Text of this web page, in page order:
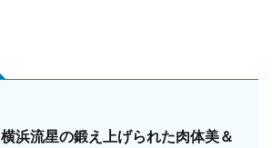
横浜流星の鍛え上げられた肉体美＆